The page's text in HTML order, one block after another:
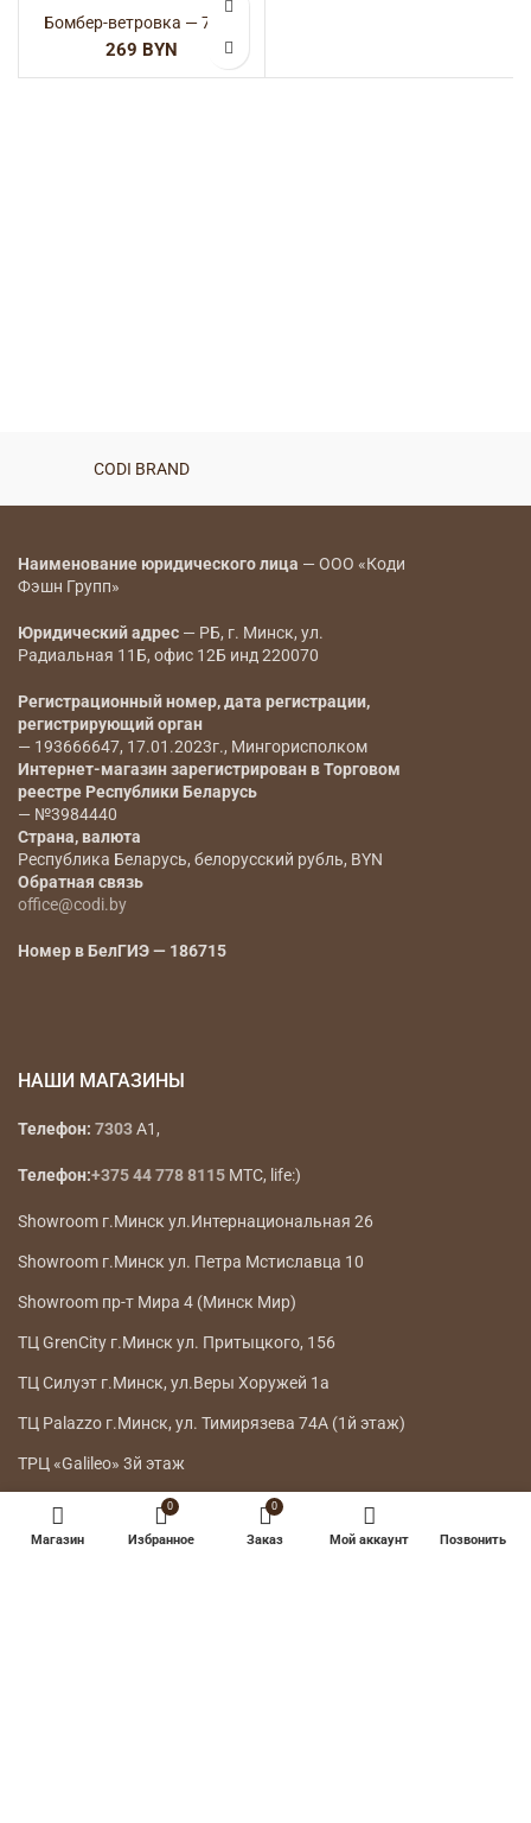
Бомбер-ветровка — 7933
BYN
CODI BRAND
Наименование юридического лица — ООО «Коди
Фэшн Групп»
Юридический адрес — РБ, г. Минск, ул.
Радиальная 11Б, офис 12Б инд 220070
Регистрационный номер, дата регистрации,
регистрирующий орган
— 193666647, 17.01.2023г., Мингорисполком
Интернет-магазин зарегистрирован в Торговом
реестре Республики Беларусь
— №3984440
Страна, валюта
Республика Беларусь, белорусский рубль, BYN
Обратная связь
office@codi.by
Номер в БелГИЭ — 186715
НАШИ МАГАЗИНЫ
Телефон: 7303A1,
Телефон:+375 44 778 8115 МТС, life:)
Showroom г.Минск ул.Интернациональная 26
Showroom г.Минск ул. Петра Мстиславца 10
Showroom пр-т Мира 4 (Минск Мир)
ТЦ GrenCity г.Минск ул. Притыцкого, 156
ТЦ Силуэт г.Минск, ул.Веры Хоружей 1а
ТЦ Palazzo г.Минск, ул. Тимирязева 74А (1й этаж)
ТРЦ «Galileo» 3й этаж
ГЛАВНОЕ МЕНЮ
Магазин
0
Избранное
0
Заказ Мой аккаунт Позвонить